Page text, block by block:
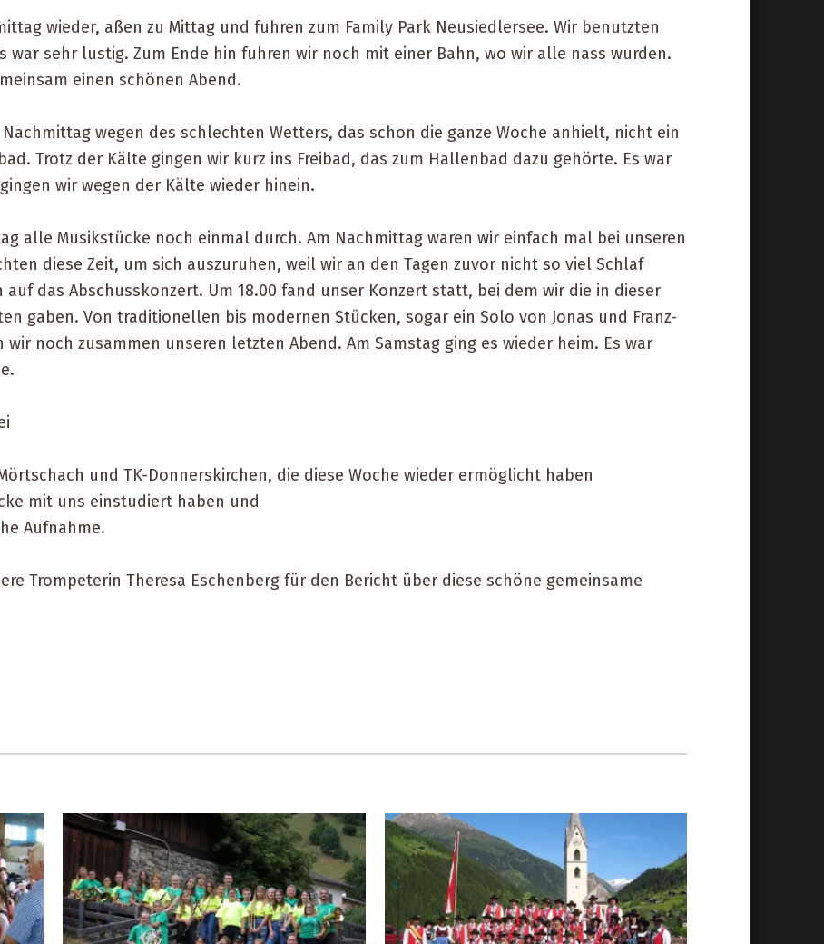
wieder, aßen zu Mittag und fuhren zum Family Park Neusiedlersee. Wir benutzten
war sehr lustig. Zum Ende hin fuhren wir noch mit einer Bahn, wo wir alle nass wurden.
einen schönen Abend.
wegen des schlechten Wetters, das schon die ganze Woche anhielt, nicht ein
Trotz der Kälte gingen wir kurz ins Freibad, das zum Hallenbad dazu gehörte. Es war
wir wegen der Kälte wieder hinein.
alle Musikstücke noch einmal durch. Am Nachmittag waren wir einfach mal bei unseren
diese Zeit, um sich auszuruhen, weil wir an den Tagen zuvor nicht so viel Schlaf
das Abschusskonzert. Um 18.00 fand unser Konzert statt, bei dem wir die in dieser
gaben. Von traditionellen bis modernen Stücken, sogar ein Solo von Jonas und Franz-
wir noch zusammen unseren letzten Abend. Am Samstag ging es wieder heim. Es war
und TK-Donnerskirchen, die diese Woche wieder ermöglicht haben
mit uns einstudiert haben und
Aufnahme.
Trompeterin Theresa Eschenberg für den Bericht über diese schöne gemeinsame